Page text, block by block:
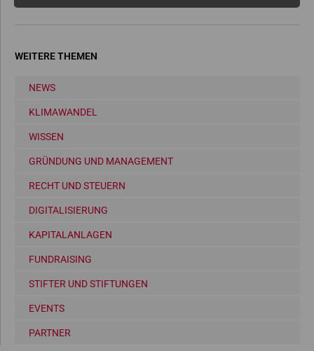
WEITERE THEMEN
NEWS
KLIMAWANDEL
WISSEN
GRÜNDUNG UND MANAGEMENT
RECHT UND STEUERN
DIGITALISIERUNG
KAPITALANLAGEN
FUNDRAISING
STIFTER UND STIFTUNGEN
EVENTS
PARTNER